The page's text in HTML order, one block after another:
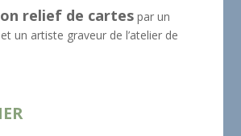
relief de cartes par un
un artiste graveur de l’atelier de